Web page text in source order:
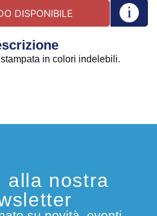
in colori indelebili.
alla nostra